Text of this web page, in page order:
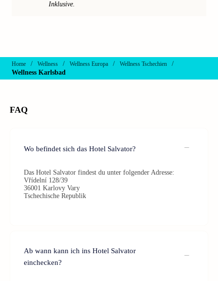
Inklusive.
Home / Wellness / Wellness Europa / Wellness Tschechien
/
Wellness Karlsbad
FAQ
Wo befindet sich das Hotel Salvator?
Das Hotel Salvator findest du unter folgender Adresse:
Vřídelní 128/39
36001 Karlovy Vary
Tschechische Republik
Ab wann kann ich ins Hotel Salvator
einchecken?